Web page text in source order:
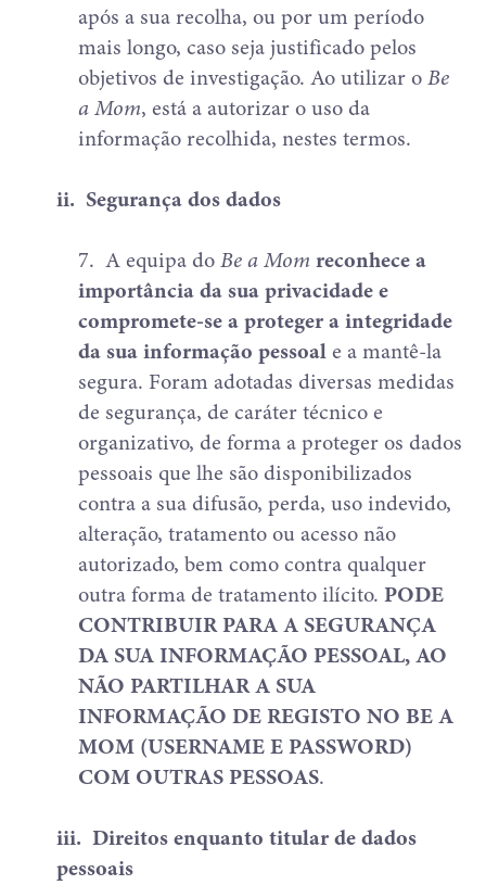
após a sua recolha, ou por um período
mais longo, caso seja justificado pelos
objetivos de investigação. Ao utilizar o Be
a Mom, está a autorizar o uso da
informação recolhida, nestes termos.
ii. Segurança dos dados
7. A equipa doBe a Mom reconhece a
importância da sua privacidade e
compromete-se a proteger a integridade
da sua informação pessoale a mantê-la
segura. Foram adotadas diversas medidas
de segurança, de caráter técnico e
organizativo, de forma a proteger os dados
pessoais que lhe são disponibilizados
contra a sua difusão, perda, uso indevido,
alteração, tratamento ou acesso não
autorizado, bem como contra qualquer
outra forma de tratamento ilícito. PODE
CONTRIBUIR PARA A SEGURANÇA
DA SUA INFORMAÇÃO PESSOAL, AO
NÃO PARTILHAR A SUA
INFORMAÇÃO DE REGISTO NO BE A
MOM (USERNAME E PASSWORD)
COM OUTRAS PESSOAS.
iii. Direitos enquanto titular de dados
pessoais